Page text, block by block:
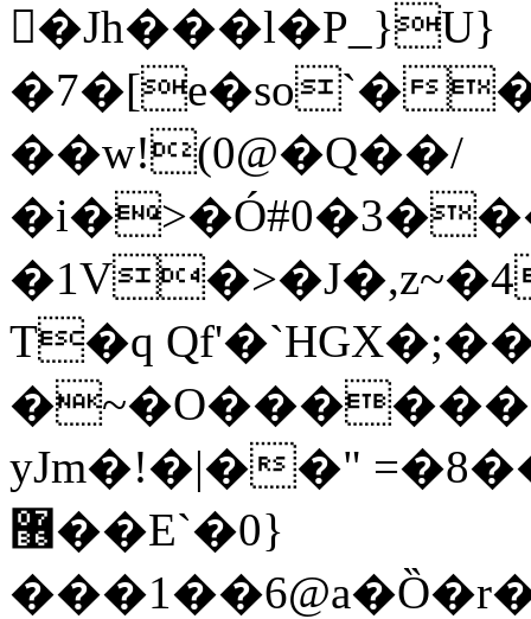
𩆿�Jh���l�P_}U}
�7�[e�so`�
��w!(0@�Q��/
T�q
yJm�!�|��"
޶��E`�0}